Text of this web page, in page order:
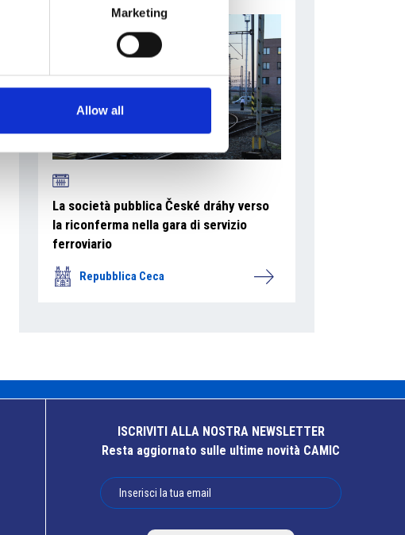
Marketing
Allow all
La società pubblica České dráhy verso
la riconferma nella gara di servizio
ferroviario
Repubblica Ceca
ISCRIVITI ALLA NOSTRA NEWSLETTER
Resta aggiornato sulle ultime novità CAMIC